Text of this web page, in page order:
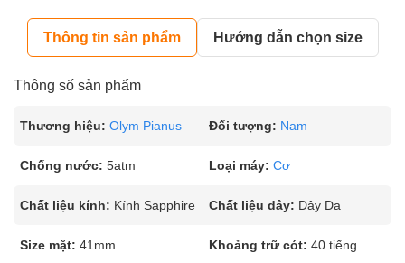
Thông tin sản phẩm Hướng dẫn chọn size
Thông số sản phẩm
Thương hiệu: Olym Pianus Đối tượng: Nam
Chống nước: 5atm Loại máy: Cơ
Chất liệu kính: Kính Sapphire Chất liệu dây: Dây Da
Size mặt: 41mm Khoảng trữ cót: 40 tiếng